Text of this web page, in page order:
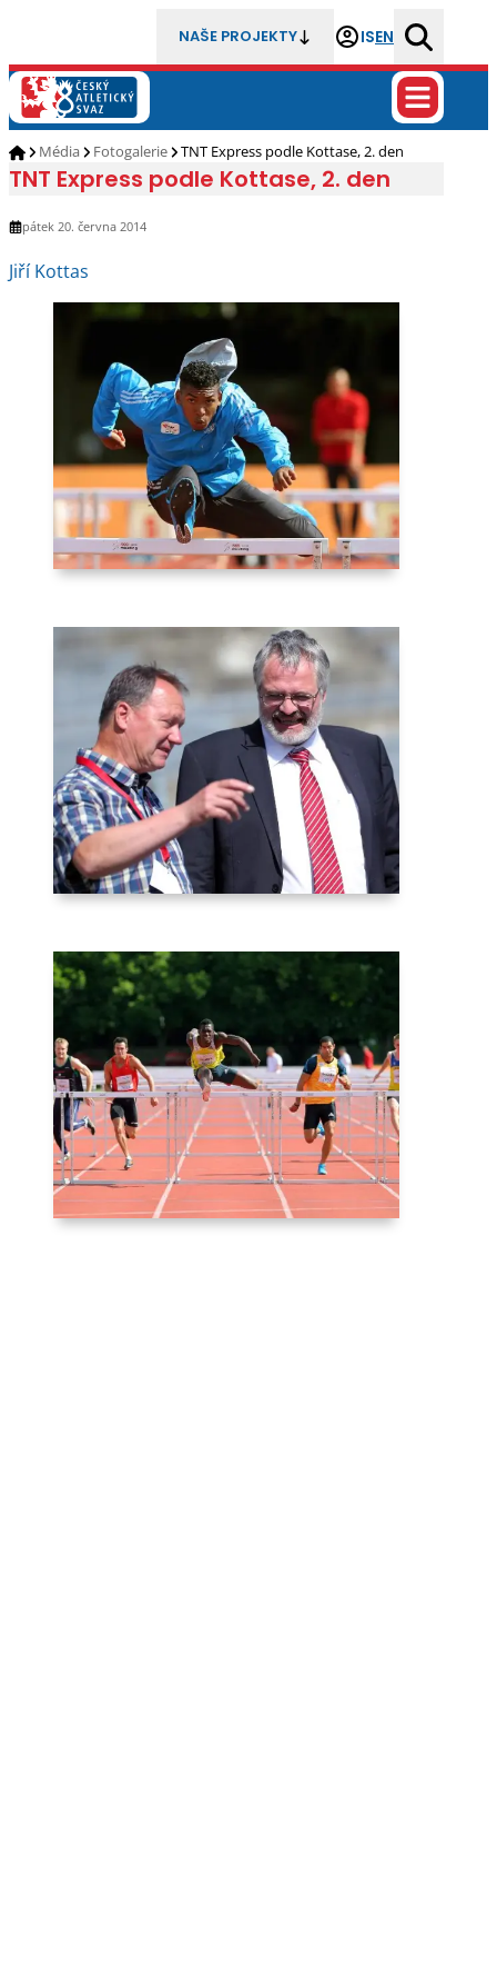
NAŠE PROJEKTY ISEN
Média Fotogalerie TNT Express podle Kottase, 2. den
TNT Express podle Kottase, 2. den
pátek 20. června 2014
Jiří Kottas